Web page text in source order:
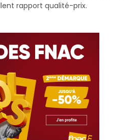
rapport qualité-prix.